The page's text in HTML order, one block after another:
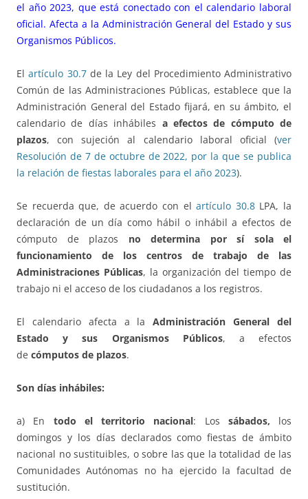
el año 2023, que está conectado con el calendario laboral
oficial. Afecta a la Administración General del Estado y sus
Organismos Públicos.
Elartículo 30.7de la Ley del Procedimiento Administrativo
Común de las Administraciones Públicas, establece que la
Administración General del Estado fijará, en su ámbito, el
calendario de días inhábiles a efectos de cómputo de
plazos, con sujeción al calendario laboral oficial (ver
Resolución de 7 de octubre de 2022, por la que se publica
la relación de fiestas laborales para el año 2023).
Se recuerda que, de acuerdo con elartículo 30.8LPA, la
declaración de un día como hábil o inhábil a efectos de
cómputo de plazos no determina por sí sola el
funcionamiento de los centros de trabajo de las
Administraciones Públicas, la organización del tiempo de
trabajo ni el acceso de los ciudadanos a los registros.
El calendario afecta a laAdministración General del
Estado y sus Organismos Públicos, a efectos
de cómputos de plazos.
Son días inhábiles:
a) En todo el territorio nacional: Los sábados, los
domingos y los días declarados como fiestas de ámbito
nacional no sustituibles, o sobre las que la totalidad de las
Comunidades Autónomas no ha ejercido la facultad de
sustitución.